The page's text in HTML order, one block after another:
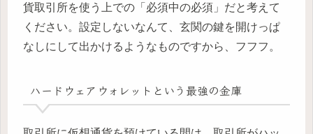
貨取引所を使う上での「必須中の必須」だと考えて
ください。設定しないなんて、玄関の鍵を開けっぱ
なしにして出かけるようなものですから、フフフ。
ハードウェアウォレットという最強の金庫